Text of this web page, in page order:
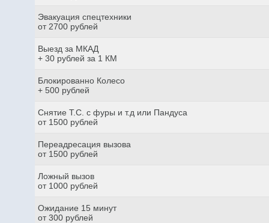
Эвакуация спецтехники
от 2700 рублей
Выезд за МКАД
+ 30 рублей за 1 КМ
Блокированно Колесо
+ 500 рублей
Снятие Т.С. с фуры и т.д или Пандуса
от 1500 рублей
Переадресация вызова
от 1500 рублей
Ложный вызов
от 1000 рублей
Ожидание 15 минут
от 300 рублей